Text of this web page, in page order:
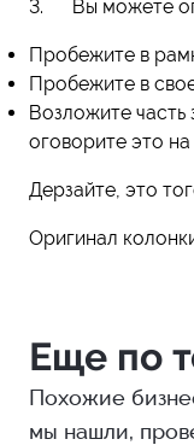
3. Вы можете
Пробежите в
Пробежите в
Возложите часть
оговорите это на
Дерзайте, это
Оригинал
Еще по
Похожие
мы нашли,